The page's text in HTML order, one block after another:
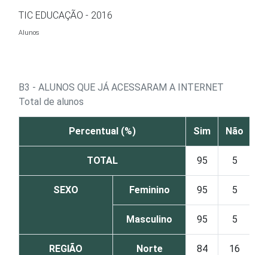
Ir para o conteúdo
TIC EDUCAÇÃO - 2016
Alunos
B3 - ALUNOS QUE JÁ ACESSARAM A INTERNET
Total de alunos
Percentual (%) Sim Não
TOTAL 95 5
SEXO Feminino 95 5
Masculino 95 5
REGIÃO Norte 84 16